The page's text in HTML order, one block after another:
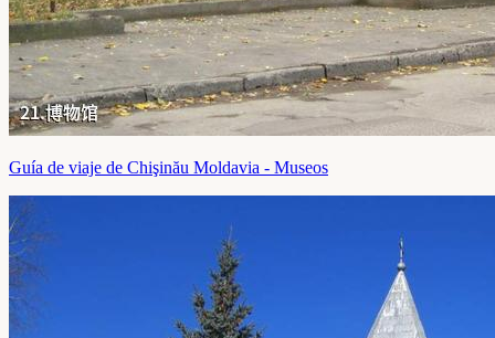
Guía de viaje de Chişinău Moldavia - Museos